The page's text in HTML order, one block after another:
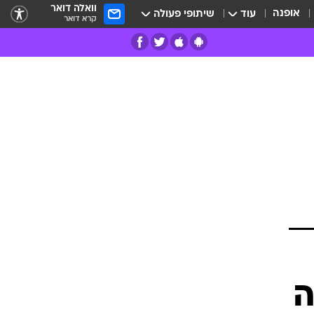
אופנה עוד שיתופי פעולה וואלה דואר
קרא דואר